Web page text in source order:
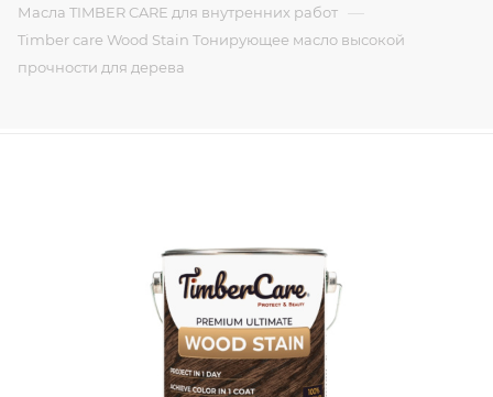
Масла TIMBER CARE для внутренних работ —
Timber care Wood Stain Тонирующее масло высокой
прочности для дерева